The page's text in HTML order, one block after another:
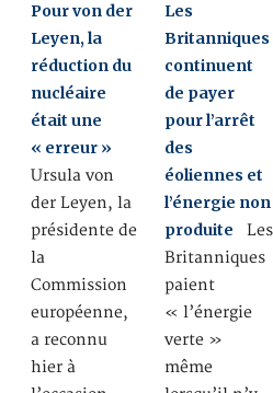
Pour von der
Leyen, la
réduction du
nucléaire
était une
« erreur »
Ursula von
der Leyen, la
présidente de
la
Commission
européenne,
a reconnu
hier à
Les
Britanniques
continuent
de payer
pour l’arrêt
des
éoliennes et
l’énergie non
produite Les
Britanniques
paient
« l’énergie
verte »
même